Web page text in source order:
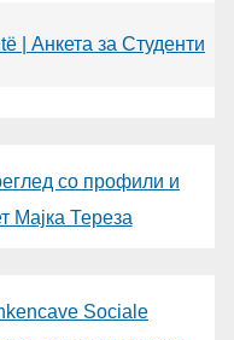
| Анкета за Студенти
со профили и
Мајка Тереза
Sociale